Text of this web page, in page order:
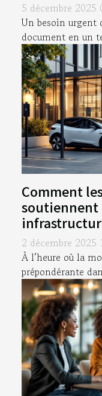
5 décembre 2025
Un besoin urgent
document en un
Comment
2 décembre 2025
À l’heure où la
prépondérante